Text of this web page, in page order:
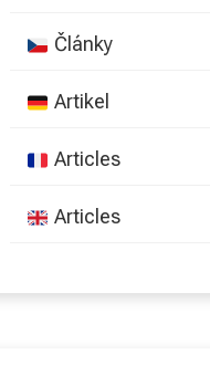
Články
Artikel
Articles
Articles